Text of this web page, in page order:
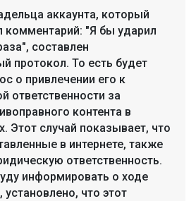
аккаунта, который
комментарий: "Я бы ударил
составлен
протокол. То есть будет
о привлечении его к
ответственности за
контента в
Этот случай показывает, что
в интернете, также
ответственность.
информировать о ходе
что этот